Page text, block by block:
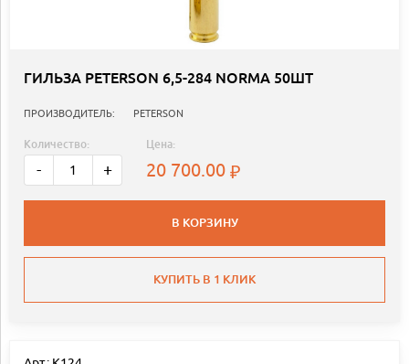
ГИЛЬЗА PETERSON 6,5-284 NORMA 50ШТ
ПРОИЗВОДИТЕЛЬ: PETERSON
Количество:
- +
Цена:
20 700.00
В КОРЗИНУ
КУПИТЬ В 1 КЛИК